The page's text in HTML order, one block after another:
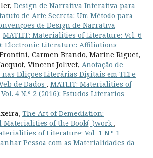
Design de Narrativa Interativa para
de Arte Secreta: Um Método para
de Design de Narrativa
, MATLIT: Materialities of Literature: Vol. 6
Electronic Literature: Affiliations
Carmen Brando, Marine Riguet,
Vincent Jolivet, Anotação de
nas Edições Literárias Digitais em TEI e
de Dados , MATLIT: Materialities of
4 N.º 2 (2016): Estudos Literários
The Art of Demediation:
Materialities of the Book(-)work ,
of Literature: Vol. 1 N.º 1
Pessoa com as Materialidades da